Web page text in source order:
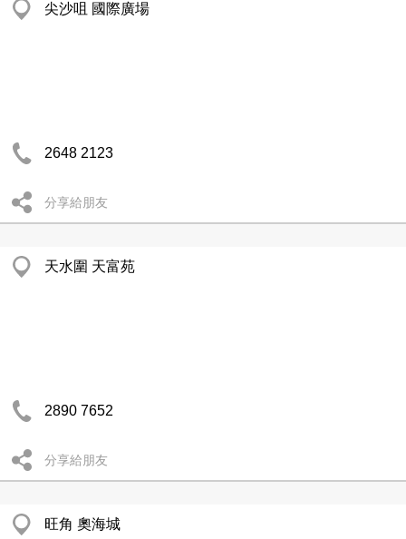
尖沙咀 國際廣場
2648 2123
分享給朋友
天水圍 天富苑
2890 7652
分享給朋友
旺角 奧海城